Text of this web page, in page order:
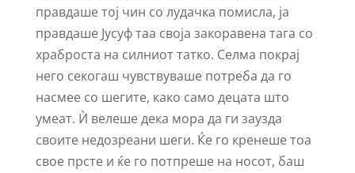
правдаше тој чин со лудачка помисла, ја
правдаше Јусуф таа своја закоравена тага со
храброста на силниот татко. Селма покрај
него секогаш чувствуваше потреба да го
насмее со шегите, како само децата што
умеат. Ѝ велеше дека мора да ги заузда
своите недозреани шеги. Ќе го кренеше тоа
свое прсте и ќе го потпреше на носот, баш